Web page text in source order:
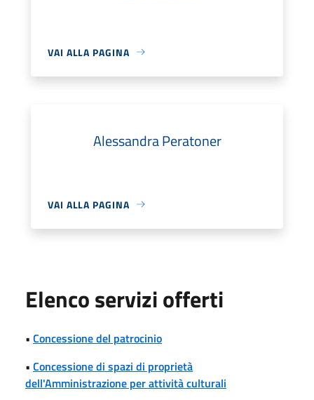
VAI ALLA PAGINA
Alessandra Peratoner
VAI ALLA PAGINA
Elenco servizi offerti
• Concessione del patrocinio
• Concessione di spazi di proprietà
dell'Amministrazione per attività culturali